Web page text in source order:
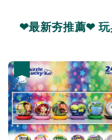
❤最新夯推薦❤